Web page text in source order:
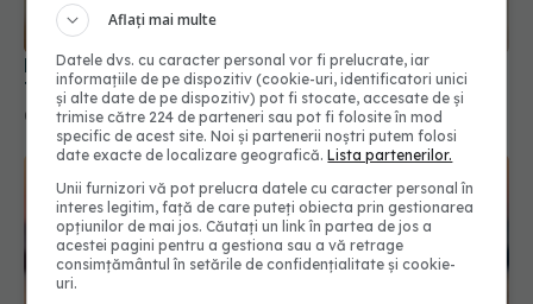
De ce își pun femeile apă micelară pe scalp?
Trucul viral care îți salvează coafura în 2 secunde
06 iul 2026, 15:40
Aflați mai multe
Datele dvs. cu caracter personal vor fi prelucrate, iar
informațiile de pe dispozitiv (cookie-uri, identificatori unici
și alte date de pe dispozitiv) pot fi stocate, accesate de și
trimise către 224 de parteneri sau pot fi folosite în mod
specific de acest site. Noi și partenerii noștri putem folosi
date exacte de localizare geografică.Lista partenerilor.
Unii furnizori vă pot prelucra datele cu caracter personal în
interes legitim, față de care puteți obiecta prin gestionarea
opțiunilor de mai jos. Căutați un link în partea de jos a
acestei pagini pentru a gestiona sau a vă retrage
consimțământul în setările de confidențialitate și cookie-
uri.